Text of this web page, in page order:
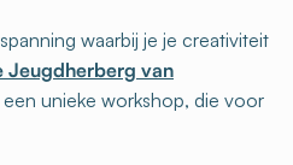
waarbij je je creativiteit
Jeugdherberg van
unieke workshop, die voor